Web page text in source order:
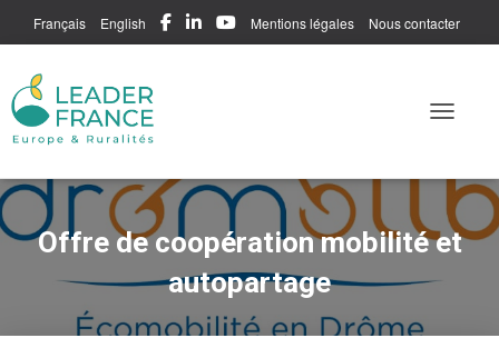
Français English Mentions légales Nous contacter
Offre de coopération mobilité et
autopartage